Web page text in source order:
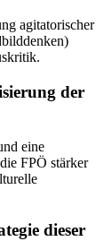
agitatorischer
der
eine
FPÖ stärker
dieser